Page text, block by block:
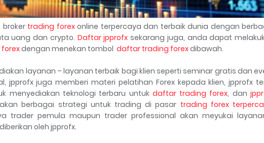
trading forexonline terpercaya dan terbaik dunia dengan
uang dan crypto. Daftar jpprofx sekarang juga, anda dapat
dengan menekan tombol daftar trading forexdibawah.
layanan – layanan terbaik bagi klien seperti seminar gratis dan
jpprofx juga memberi materi pelatihan Forex kepada klien, jpprofx
menyediakan teknologi terbaru untuk daftar trading forex, dan
berbagai strategi untuk trading di pasar trading forex
trader pemula maupun trader professional akan meyukai
oleh jpprofx.